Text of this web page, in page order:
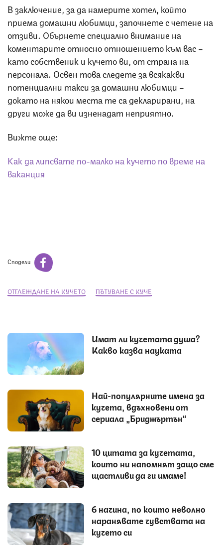
В заключение, за да намерите хотел, който
приема домашни любимци, започнете с четене на
отзиви. Обърнете специално внимание на
коментарите относно отношението към вас –
като собственик и кучето ви, от страна на
персонала. Освен това следете за всякакви
потенциални такси за домашни любимци –
докато на някои места те са декларирани, на
други може да ви изненадат неприятно.
Вижте още:
Как да липсвате по-малко на кучето по време на
ваканция
Сподели
ОТГЛЕЖДАНЕ НА КУЧЕТО ПЪТУВАНЕ С КУЧЕ
Имат ли кучетата душа?
Какво казва науката
Най-популярните имена за
кучета, вдъхновени от
сериала „Бриджъртън“
10 цитата за кучетата,
които ни напомнят защо сме
щастливи да ги имаме!
6 начина, по които неволно
наранявате чувствата на
кучето си